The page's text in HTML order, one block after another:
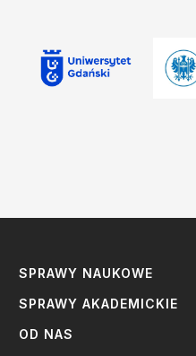
SPRAWY NAUKOWE
SPRAWY AKADEMICKIE
OD NAS